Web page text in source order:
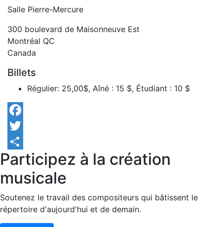
Salle Pierre-Mercure
300 boulevard de Maisonneuve Est
Montréal QC
Canada
Billets
Régulier: 25,00$, Aîné : 15 $, Étudiant : 10 $
Facebook
Twitter
Share
Participez à la création
musicale
Soutenez le travail des compositeurs qui bâtissent le
répertoire d'aujourd'hui et de demain.